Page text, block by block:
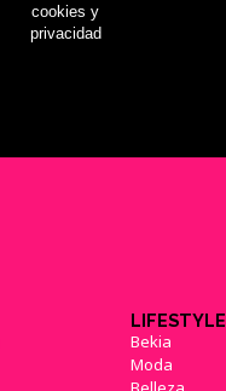
cookies y
privacidad
LIFESTYLE
Bekia
Moda